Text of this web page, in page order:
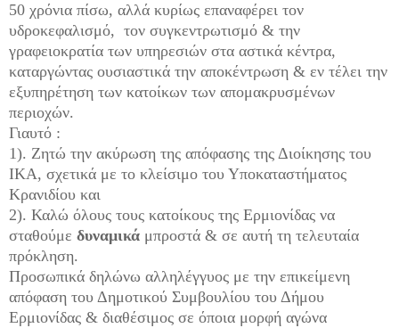
50 χρόνια πίσω, αλλά κυρίως επαναφέρει τον
υδροκεφαλισμό, τον συγκεντρωτισμό & την
γραφειοκρατία των υπηρεσιών στα αστικά κέντρα,
καταργώντας ουσιαστικά την αποκέντρωση & εν τέλει την
εξυπηρέτηση των κατοίκων των απομακρυσμένων
περιοχών.
Γιαυτό :
1). Ζητώ την ακύρωση της απόφασης της Διοίκησης του
ΙΚΑ, σχετικά με το κλείσιμο του Υποκαταστήματος
Κρανιδίου και
2). Καλώ όλους τους κατοίκους της Ερμιονίδας να
σταθούμε δυναμικά μπροστά & σε αυτή τη τελευταία
πρόκληση.
Προσωπικά δηλώνω αλληλέγγυος με την επικείμενη
απόφαση του Δημοτικού Συμβουλίου του Δήμου
Ερμιονίδας & διαθέσιμος σε όποια μορφή αγώνα